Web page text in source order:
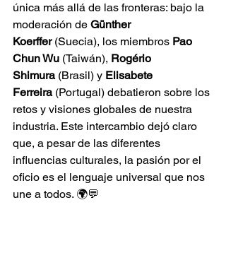
única más allá de las fronteras: bajo la
moderación de Günther
Koerffer (Suecia), los miembros Pao
Chun Wu (Taiwán), Rogério
Shimura (Brasil) y Elisabete
Ferreira (Portugal) debatieron sobre los
retos y visiones globales de nuestra
industria. Este intercambio dejó claro
que, a pesar de las diferentes
influencias culturales, la pasión por el
oficio es el lenguaje universal que nos
une a todos. 🌍💬